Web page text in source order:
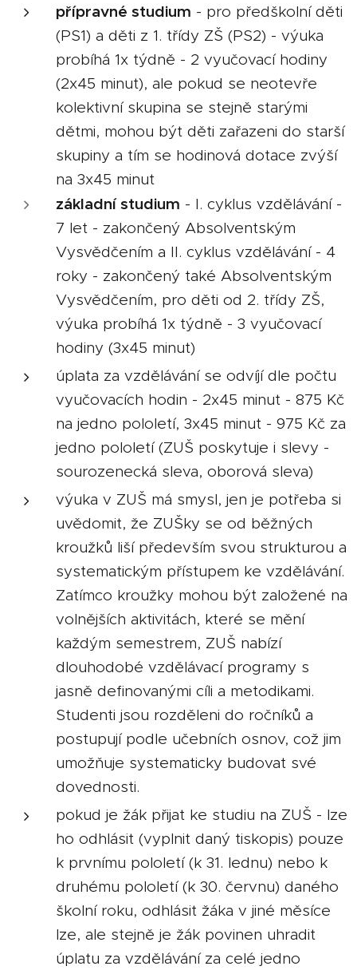
přípravné studium - pro předškolní děti
(PS1) a děti z 1. třídy ZŠ (PS2) - výuka
probíhá 1x týdně - 2 vyučovací hodiny
(2x45 minut), ale pokud se neotevře
kolektivní skupina se stejně starými
dětmi, mohou být děti zařazeni do starší
skupiny a tím se hodinová dotace zvýší
na 3x45 minut
základní studium - I. cyklus vzdělávání -
7 let - zakončený Absolventským
Vysvědčením a II. cyklus vzdělávání - 4
roky - zakončený také Absolventským
Vysvědčením, pro děti od 2. třídy ZŠ,
výuka probíhá 1x týdně - 3 vyučovací
hodiny (3x45 minut)
úplata za vzdělávání se odvíjí dle počtu
vyučovacích hodin - 2x45 minut - 875 Kč
na jedno pololetí, 3x45 minut - 975 Kč za
jedno pololetí (ZUŠ poskytuje i slevy -
sourozenecká sleva, oborová sleva)
výuka v ZUŠ má smysl, jen je potřeba si
uvědomit, že ZUŠky se od běžných
kroužků liší především svou strukturou a
systematickým přístupem ke vzdělávání.
Zatímco kroužky mohou být založené na
volnějších aktivitách, které se mění
každým semestrem, ZUŠ nabízí
dlouhodobé vzdělávací programy s
jasně definovanými cíli a metodikami.
Studenti jsou rozděleni do ročníků a
postupují podle učebních osnov, což jim
umožňuje systematicky budovat své
dovednosti.
pokud je žák přijat ke studiu na ZUŠ - lze
ho odhlásit (vyplnit daný tiskopis) pouze
k prvnímu pololetí (k 31. lednu) nebo k
druhému pololetí (k 30. červnu) daného
školní roku, odhlásit žáka v jiné měsíce
lze, ale stejně je žák povinen uhradit
úplatu za vzdělávání za celé jedno